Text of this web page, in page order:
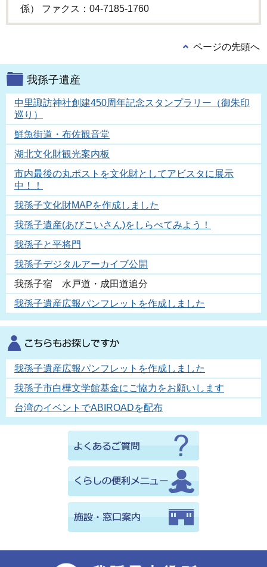
係） ファクス：04-7185-1760
ページの先頭へ
我孫子遺産
中里諏訪神社創建450周年記念スタンプラリー（御朱印
巡り）
鮮魚街道・布佐観音堂
湖北文化財観光案内板
市内最後の丸ポストを文化財としてアビスタに展示
中！！
我孫子文化財MAPを作成しました
我孫子遺産(あびこいさん)をしらべてみよう！
我孫子と平将門
我孫子デジタルアーカイブ公開
我孫子宿 水戸道・成田道追分
我孫子遺産広報パンフレットを作成しました
我孫子遺産広報パンフレットを作成しました
我孫子市白樺文学館基金にご協力をお願いします
台湾のイベントでABIROADを配布